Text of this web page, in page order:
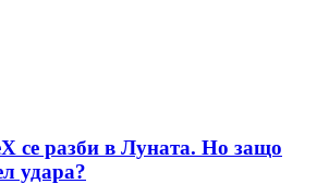
се разби в Луната. Но защо
удара?